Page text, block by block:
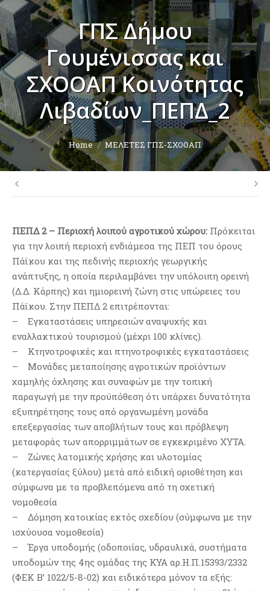
ΓΠΣ Δήμου
Γουμένισσας και
ΣΧΟΟΑΠ Κοινότητας
Λιβαδίων_ΠΕΠΔ_2
You are here:
Home ΜΕΛΕΤΕΣ ΓΠΣ-ΣΧΟΟΑΠ
ΠΕΠΔ 2 – Περιοχή λοιπού αγροτικού χώρου: Πρόκειται
για την λοιπή περιοχή ενδιάμεσα της ΠΕΠ του όρους
Πάϊκου και της πεδινής περιοχής γεωργικής
ανάπτυξης, η οποία περιλαμβάνει την υπόλοιπη ορεινή
(Δ.Δ. Κάρπης) και ημιορεινή ζώνη στις υπώρειες του
Πάϊκου. Στην ΠΕΠΔ 2 επιτρέπονται:
– Εγκαταστάσεις υπηρεσιών αναψυχής και
εναλλακτικού τουρισμού (μέχρι 100 κλίνες).
– Κτηνοτροφικές και πτηνοτροφικές εγκαταστάσεις
– Μονάδες μεταποίησης αγροτικών προϊόντων
χαμηλής όχλησης και συναφών με την τοπική
παραγωγή με την προϋπόθεση ότι υπάρχει δυνατότητα
εξυπηρέτησης τους από οργανωμένη μονάδα
επεξεργασίας των αποβλήτων τους και πρόβλεψη
μεταφοράς των απορριμμάτων σε εγκεκριμένο ΧΥΤΑ.
– Ζώνες λατομικής χρήσης και υλοτομίας
(κατεργασίας ξύλου) μετά από ειδική οριοθέτηση και
σύμφωνα με τα προβλεπόμενα από τη σχετική
νομοθεσία
– Δόμηση κατοικίας εκτός σχεδίου (σύμφωνα με την
ισχύουσα νομοθεσία)
– Έργα υποδομής (οδοποιίας, υδραυλικά, συστήματα
υποδομών της 4ης ομάδας της ΚΥΑ αρ.Η.Π.15393/2332
(ΦΕΚ Β’ 1022/5-8-02) και ειδικότερα μόνον τα εξής: